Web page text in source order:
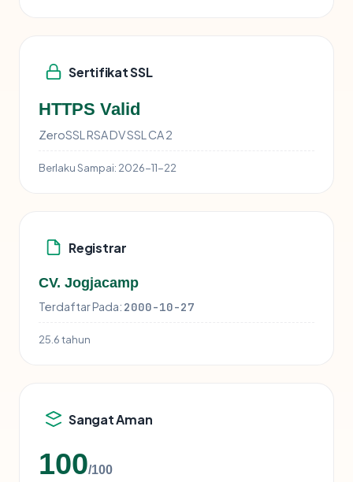
Sertifikat SSL
HTTPS Valid
ZeroSSL RSA DV SSL CA 2
Berlaku Sampai: 2026-11-22
Registrar
CV. Jogjacamp
Terdaftar Pada: 2000-10-27
25.6 tahun
Sangat Aman
100/100